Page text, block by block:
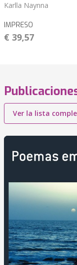
Karlla Naynna
IMPRESO
€ 39,57
Ver la lista